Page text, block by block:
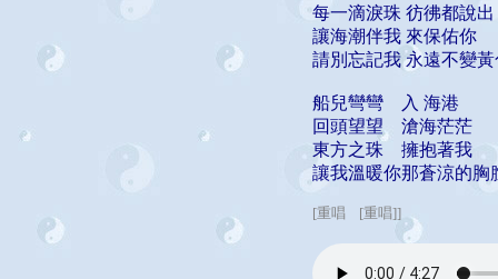
每一滴淚珠 彷彿都說
讓海潮伴我 來保佑你
請別忘記我 永遠不變
船兒彎彎 入 海港
回頭望望 滄海茫茫
東方之珠 擁抱著我
讓我溫暖你那蒼涼的胸
[重唱 [重唱]]